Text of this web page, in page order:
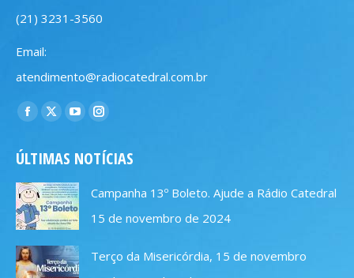
(21) 3231-3560
Email:
atendimento@radiocatedral.com.br
Encontre-nos em:
Facebook
opens
in
new
window
X
opens
in
new
window
YouTube
opens
in
new
window
Instagram
opens
new
window
ÚLTIMAS NOTÍCIAS
Campanha 13º Boleto. Ajude a Rádio Catedral
15 de novembro de 2024
Terço da Misericórdia, 15 de novembro